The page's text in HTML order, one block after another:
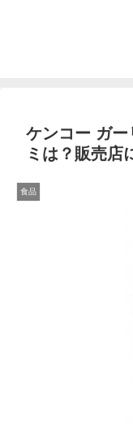
ケンコー ガー
ミは？販売店
食品